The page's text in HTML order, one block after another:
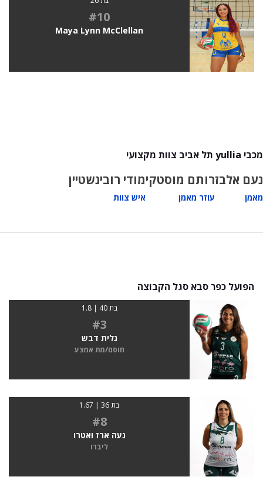
#10
Maya Lynn McClellan
מכבי yullia תל אביב צוות מקצועי
נעם אלבז
מאמן
רותם מוסטקי
עוזר מאמן
מודי רובינשטיין
איש צוות
הפועל כפר סבא סגל הקבוצה
בת 40 | 1.8
#3
גלית דבש
חוסם/מת אמצע
בת 36 | 1.67
#8
נעה ארז ואטרו
ליברו